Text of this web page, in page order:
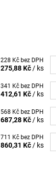
228 Kč bez DPH
275,88 Kč/ ks
341 Kč bez DPH
412,61 Kč / ks
568 Kč bez DPH
687,28 Kč / ks
711 Kč bez DPH
860,31 Kč/ ks